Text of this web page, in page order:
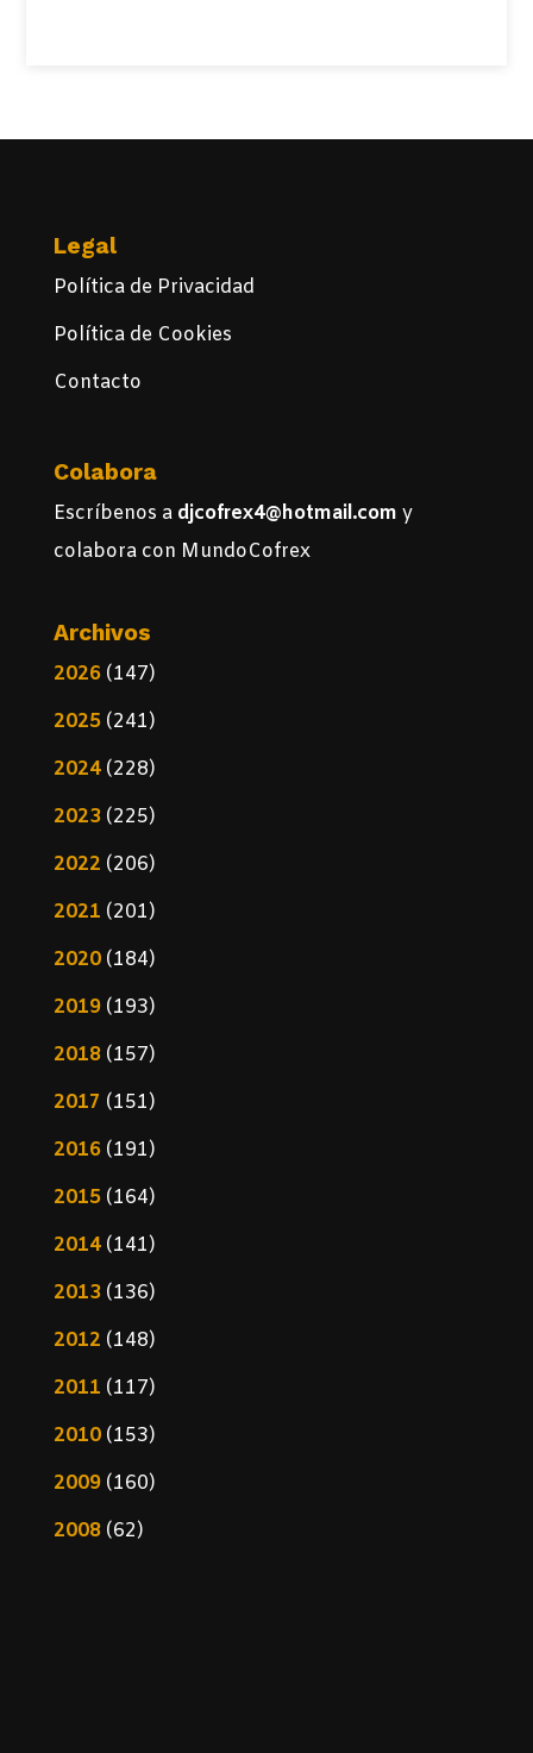
Legal
Política de Privacidad
Política de Cookies
Contacto
Colabora
Escríbenos a djcofrex4@hotmail.com y
colabora con MundoCofrex
Archivos
2026(147)
2025(241)
2024(228)
2023(225)
2022 (206)
2021 (201)
2020(184)
2019(193)
2018(157)
2017 (151)
2016(191)
2015(164)
2014(141)
2013(136)
2012 (148)
2011 (117)
2010(153)
2009(160)
2008(62)